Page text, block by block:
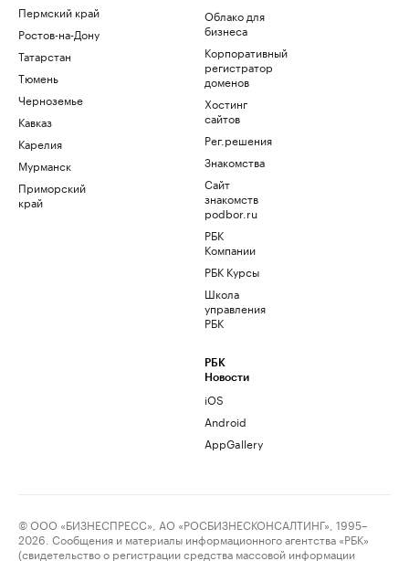
Пермский край
Ростов-на-Дону
Татарстан
Тюмень
Черноземье
Кавказ
Карелия
Мурманск
Приморский
край
Облако для
бизнеса
Корпоративный
регистратор
доменов
Хостинг
сайтов
Рег.решения
Знакомства
Сайт
знакомств
podbor.ru
РБК
Компании
РБК Курсы
Школа
управления
РБК
РБК
Новости
iOS
Android
AppGallery
© ООО «БИЗНЕСПРЕСС», АО «РОСБИЗНЕСКОНСАЛТИНГ», 1995–
2026. Сообщения и материалы информационного агентства «РБК»
(свидетельство о регистрации средства массовой информации